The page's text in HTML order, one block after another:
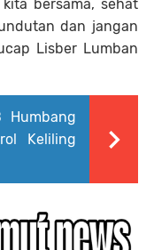
bersama, sehat
dan jangan
Lisber Lumban
Humbang
Keliling